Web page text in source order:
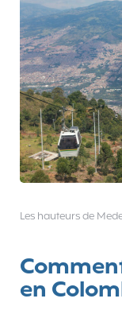
Les hauteurs de
en